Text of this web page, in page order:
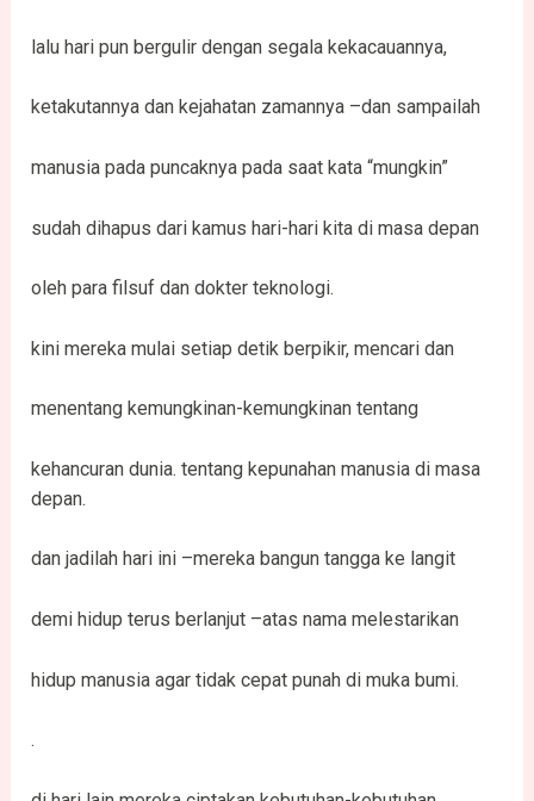
lalu hari pun bergulir dengan segala kekacauannya,
ketakutannya dan kejahatan zamannya –dan sampailah
manusia pada puncaknya pada saat kata “mungkin”
sudah dihapus dari kamus hari-hari kita di masa depan
oleh para filsuf dan dokter teknologi.
kini mereka mulai setiap detik berpikir, mencari dan
menentang kemungkinan-kemungkinan tentang
kehancuran dunia. tentang kepunahan manusia di masa
depan.
dan jadilah hari ini –mereka bangun tangga ke langit
demi hidup terus berlanjut –atas nama melestarikan
hidup manusia agar tidak cepat punah di muka bumi.
.